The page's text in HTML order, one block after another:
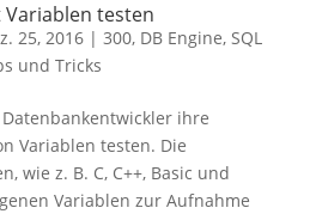
testen
25, 2016| 300, DB Engine, SQL
und Tricks
ihre
Variablen testen. Die
wie z. B. C, C++, Basic und
Variablen zur Aufnahme